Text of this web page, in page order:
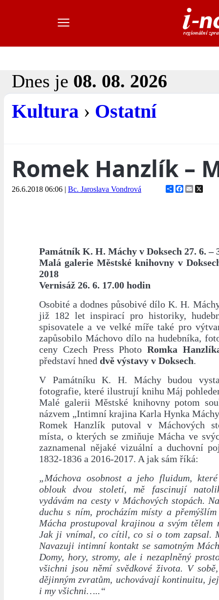
Dnes je 08. 08. 2026
Kultura › Ostatní
Romek Hanzlík –
26.6.2018 06:06 | Bc. Jaroslava Vondrová ShareFacebook
Email
Památník K. H. Máchy v Doksech 27. 6. –
Malá galerie Městské knihovny v
2018
Vernisáž 26. 6. 17.00 hodin
Osobité a dodnes působivé dílo K. H.
již 182 let inspirací pro historiky,
spisovatele a ve velké míře také pro
zapůsobilo Máchovo dílo na hudebníka,
ceny Czech Press PhotoRomka
představí hned dvě výstavy v Doksech.
V Památníku K. H. Máchy budou
fotografie, které ilustrují knihu Máj
Malé galerii Městské knihovny potom
názvem „Intimní krajina Karla Hynka
Romek Hanzlík putoval v Máchových
místa, o kterých se zmiňuje Mácha ve
zaznamenal nějaké vizuální a duchovní
1832-1836 a 2016-2017. A jak sám říká:
„Máchova osobnost a jeho fluidum,
oblouk dvou století, mě fascinují
vydávám na cesty v Máchových stopách.
duchu s ním, procházím místy a
Mácha prostupoval krajinou a svým tělem
Jak ji vnímal, co cítil, co si o tom zapsal.
Navazuji intimní kontakt se samotným
Domy, hory, stromy, ale i nezaplněný
všichni jsou němí svědkové života. V
dějinným zvratům, uchovávají kontinuitu,
i my všichni…..“